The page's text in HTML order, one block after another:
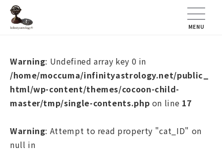
Warning: Undefined array key 0 in
/home/moccuma/infinityastrology.net/public_
html/wp-content/themes/cocoon-child-
master/tmp/single-contents.php on line 17
Warning: Attempt to read property "cat_ID" on
null in
MENU